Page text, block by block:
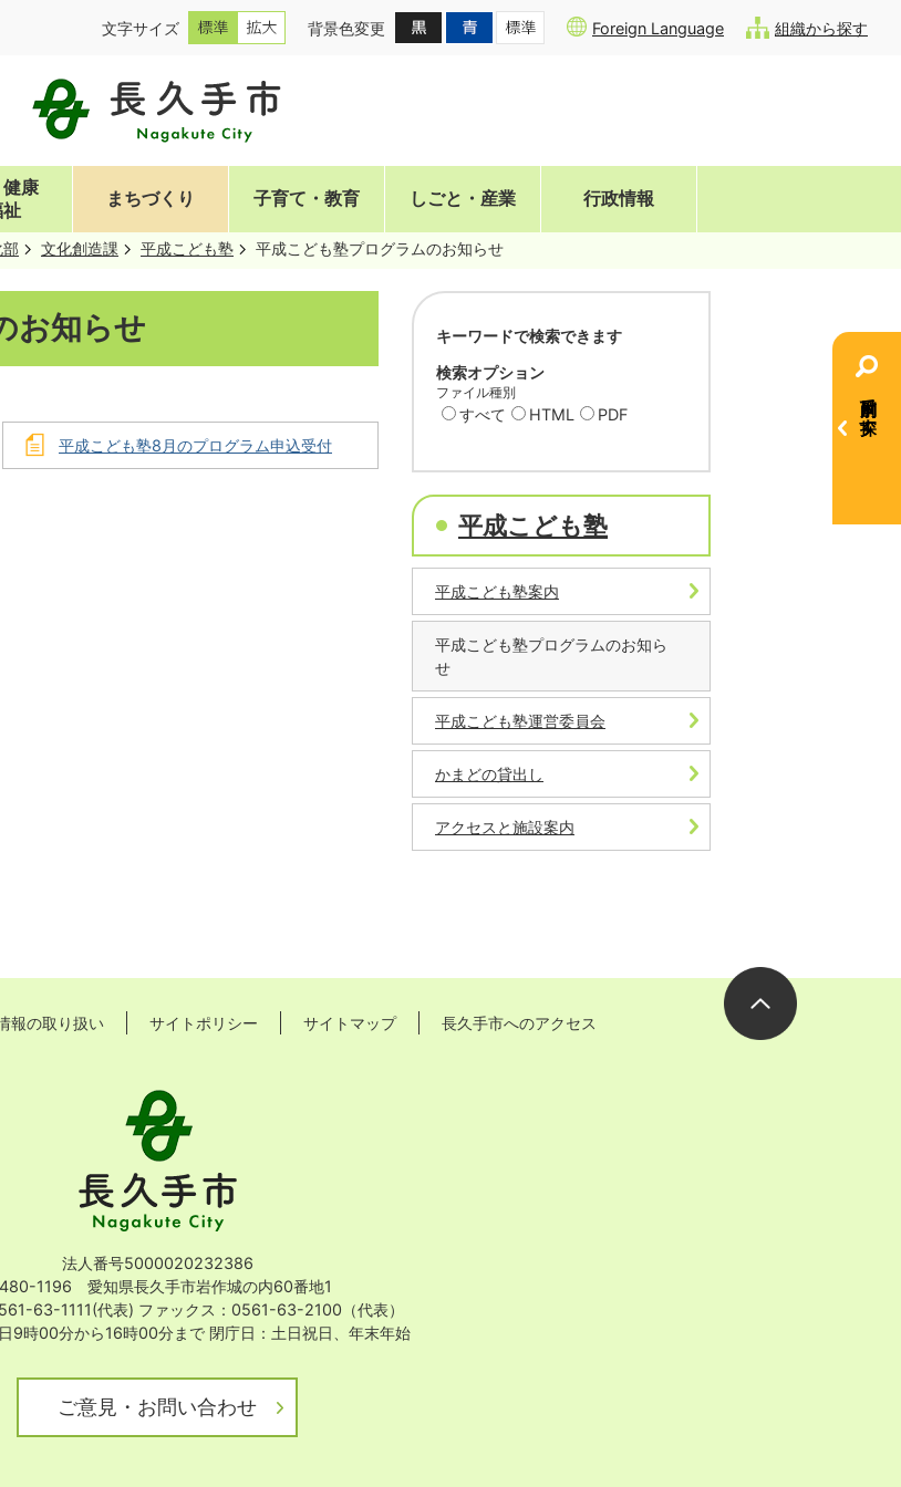
文字サイズ 背景色変更 Foreign Language 組織から探す
健康
祉
まちづくり 子育て・教育 しごと・産業 行政情報
目的別で探す
文化創造課 平成こども塾 平成こども塾プログラムのお知らせ
お知らせ
平成こども塾8月のプログラム申込受付
キーワードで検索できます
検索オプション
ファイル種別
すべて HTML PDF
平成こども塾
平成こども塾案内
平成こども塾プログラムのお知ら
せ
平成こども塾運営委員会
かまどの貸出し
アクセスと施設案内
報の取り扱い サイトポリシー サイトマップ 長久手市へのアクセス
Nagakute
City
法人番号5000020232386
1196 愛知県長久手市岩作城の内60番地1
63-1111(代表) ファックス：0561-63-2100（代表）
9時00分から16時00分まで 閉庁日：土日祝日、年末年始
ご意見・お問い合わせ